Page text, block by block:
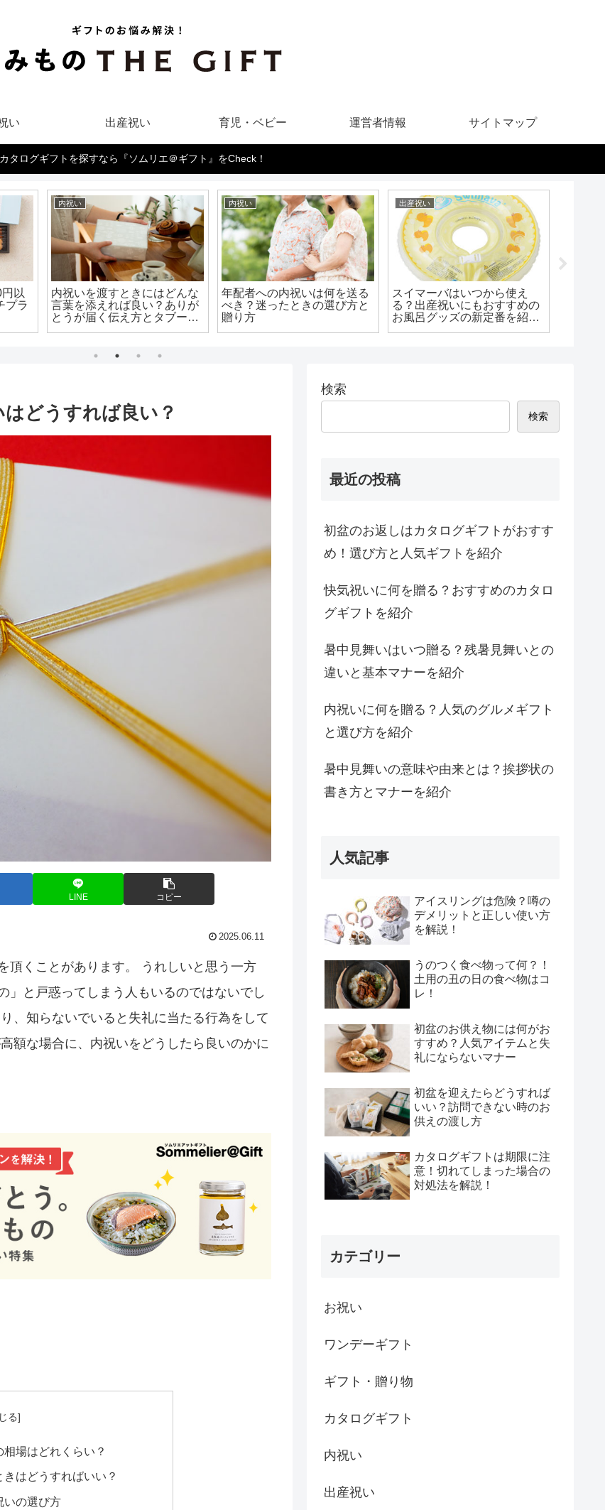
い 出産祝い 育児・ベビー 運営者情報 サイトマップ
タログギフトを探すなら『ソムリエ＠ギフト』をCheck！
以
プラ
内祝い
内祝いを渡すときにはどんな
言葉を添えれば良い？ありが
とうが届く伝え方とタブーを
内祝い
年配者への内祝いは何を送る
べき？迷ったときの選び方と
贈り方
出産祝い
スイマーバはいつから使え
る？出産祝いにもおすすめの
お風呂グッズの新定番を紹
どうすれば良い？
LINE コピー
2025.06.11
頂くことがあります。 うれしいと思う一方
」と戸惑ってしまう人もいるのではないでし
、知らないでいると失礼に当たる行為をして
額な場合に、内祝いをどうしたら良いのかに
場はどれくらい？
はどうすればいい？
いの選び方
検索
検索
最近の投稿
初盆のお返しはカタログギフトがおすす
め！選び方と人気ギフトを紹介
快気祝いに何を贈る？おすすめのカタロ
グギフトを紹介
暑中見舞いはいつ贈る？残暑見舞いとの
違いと基本マナーを紹介
内祝いに何を贈る？人気のグルメギフト
と選び方を紹介
暑中見舞いの意味や由来とは？挨拶状の
書き方とマナーを紹介
人気記事
アイスリングは危険？噂の
デメリットと正しい使い方
を解説！
うのつく食べ物って何？！
土用の丑の日の食べ物はコ
レ！
初盆のお供え物には何がお
すすめ？人気アイテムと失
礼にならないマナー
初盆を迎えたらどうすれば
いい？訪問できない時のお
供えの渡し方
カタログギフトは期限に注
意！切れてしまった場合の
対処法を解説！
カテゴリー
お祝い
ワンデーギフト
ギフト・贈り物
カタログギフト
内祝い
出産祝い